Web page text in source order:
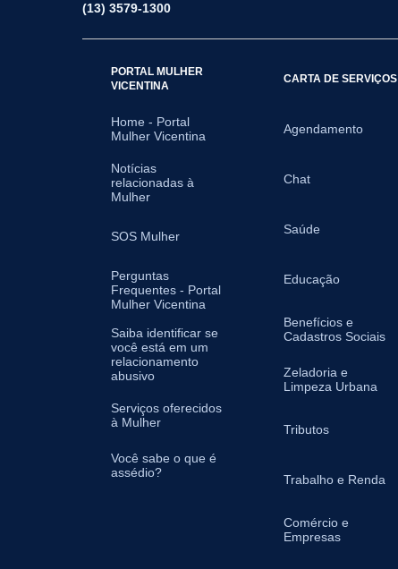
(13) 3579-1300
PORTAL MULHER
VICENTINA
Home - Portal
Mulher Vicentina
Notícias
relacionadas à
Mulher
SOS Mulher
Perguntas
Frequentes - Portal
Mulher Vicentina
Saiba identificar se
você está em um
relacionamento
abusivo
Serviços oferecidos
à Mulher
Você sabe o que é
assédio?
CARTA DE SERVIÇOS
Agendamento
Chat
Saúde
Educação
Benefícios e
Cadastros Sociais
Zeladoria e
Limpeza Urbana
Tributos
Trabalho e Renda
Comércio e
Empresas